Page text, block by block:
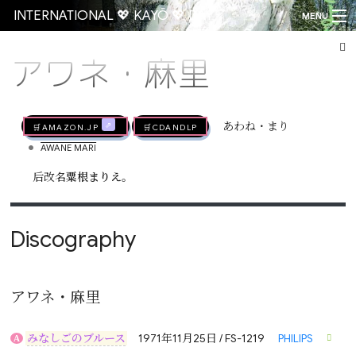
INTERNATIONAL 💖 KAYŌ 💖 DAY MENU
アワネ・麻里
🛒AMAZON.jp 🛒CDandLP あわね・まり
• AWANE MARI
后改名粟根まりえ。
Discography
アワネ・麻里
A みなしごのブルース 1971年11月25日 / FS-1219 PHILIPS